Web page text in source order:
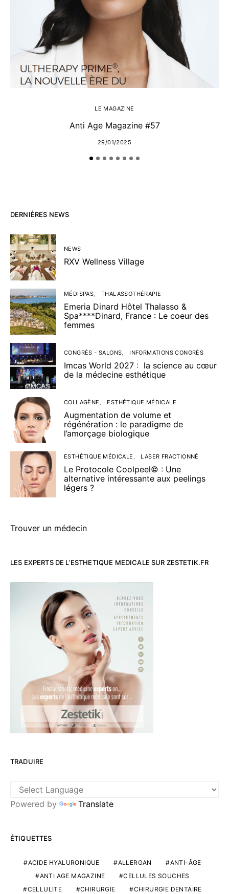
LE MAGAZINE
Anti Age Magazine #57
29/01/2025
DERNIÈRES NEWS
NEWS
RXV Wellness Village
MÉDISPAS THALASSOTHÉRAPIE
Emeria Dinard Hôtel Thalasso &
Spa****Dinard, France : Le coeur des
femmes
CONGRÈS - SALONS INFORMATIONS CONGRÈS
Imcas World 2027 : la science au cœur
de la médecine esthétique
COLLAGÈNE ESTHÉTIQUE MÉDICALE
Augmentation de volume et
régénération : le paradigme de
l’amorçage biologique
ESTHÉTIQUE MÉDICALE LASER FRACTIONNÉ
Le Protocole Coolpeel© : Une
alternative intéressante aux peelings
légers ?
Trouver un médecin
LES EXPERTS DE L’ESTHETIQUE MEDICALE SUR ZESTETIK.FR
TRADUIRE
Powered by Translate
ÉTIQUETTES
ACIDE HYALURONIQUE ALLERGAN
ANTI-ÂGE
ANTI AGE MAGAZINE
CELLULES SOUCHES
CELLULITE
CHIRURGIE
CHIRURGIE DENTAIRE